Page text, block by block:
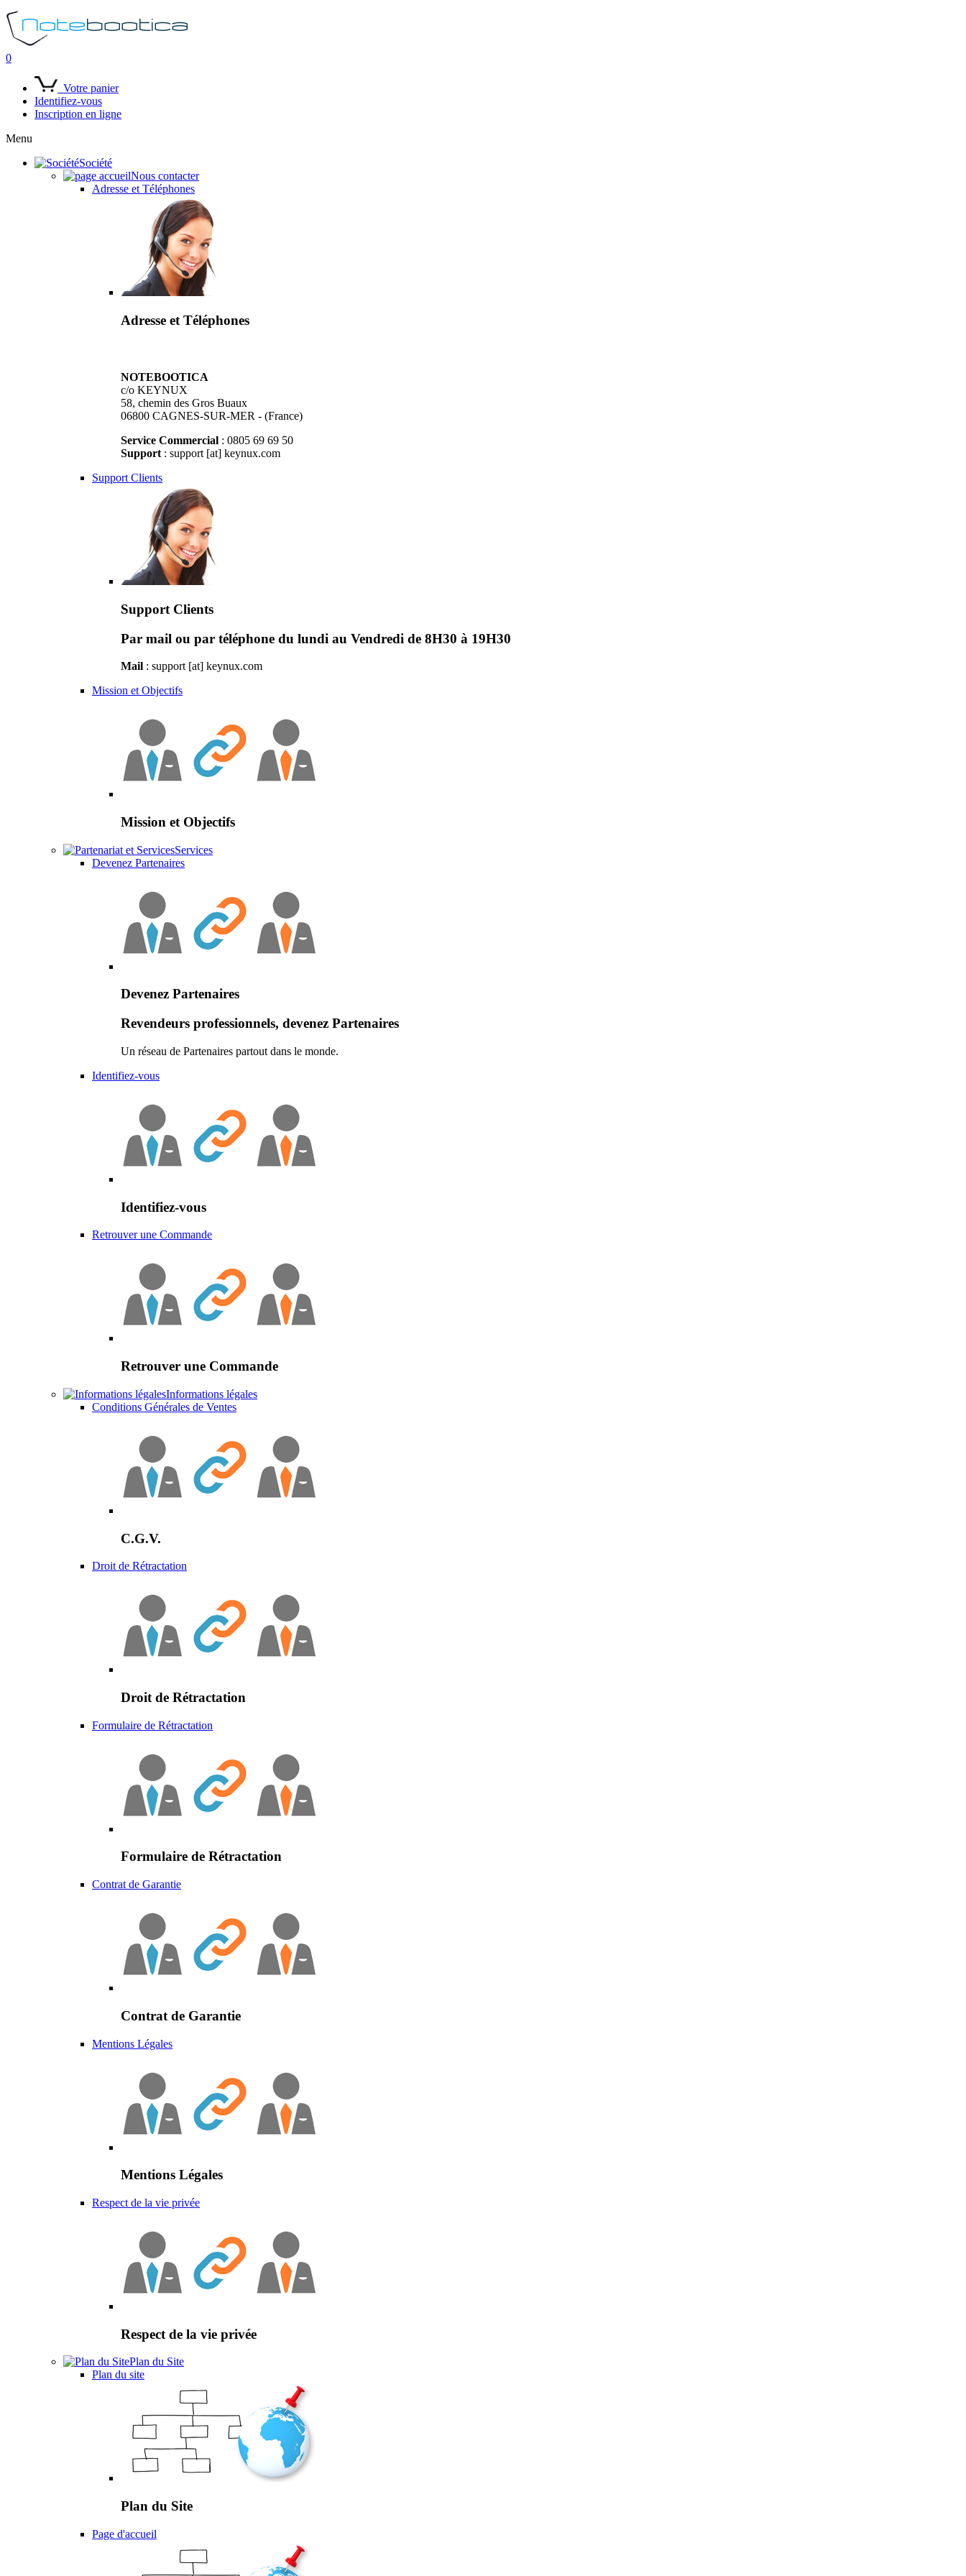
0
Votre panier
Identifiez-vous
Inscription en ligne
Menu
Société
Nous contacter
Adresse et Téléphones
Adresse et Téléphones
NOTEBOOTICA
c/o KEYNUX
58, chemin des Gros Buaux
06800 CAGNES-SUR-MER - (France)
Service Commercial : 0805 69 69 50
Support : support [at] keynux.com
Support Clients
Support Clients
Par mail ou par téléphone du lundi au Vendredi de 8H30 à 19H30
Mail : support [at] keynux.com
Mission et Objectifs
Mission et Objectifs
Services
Devenez Partenaires
Devenez Partenaires
Revendeurs professionnels, devenez Partenaires
Un réseau de Partenaires partout dans le monde.
Identifiez-vous
Identifiez-vous
Retrouver une Commande
Retrouver une Commande
Informations légales
Conditions Générales de Ventes
C.G.V.
Droit de Rétractation
Droit de Rétractation
Formulaire de Rétractation
Formulaire de Rétractation
Contrat de Garantie
Contrat de Garantie
Mentions Légales
Mentions Légales
Respect de la vie privée
Respect de la vie privée
Plan du Site
Plan du site
Plan du Site
Page d'accueil